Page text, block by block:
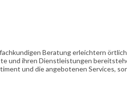
Beratung erleichtern
und ihren Dienstleistungen
und die angebotenen Services,